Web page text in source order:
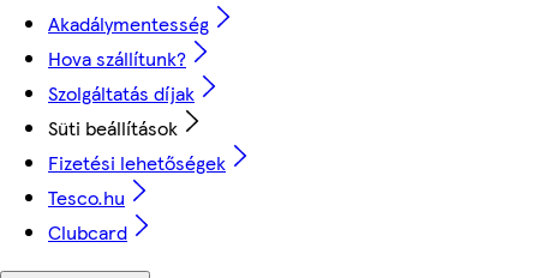
Akadálymentesség
Hova szállítunk?
Szolgáltatás díjak
Süti beállítások
Fizetési lehetőségek
Tesco.hu
Clubcard